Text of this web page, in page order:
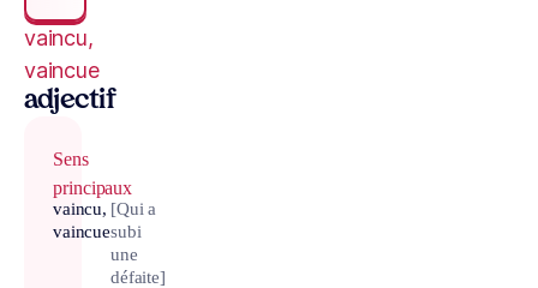
vaincu,
vaincue
adjectif
Sens
principaux
vaincu,
vaincue
[Qui a
subi
une
défaite]